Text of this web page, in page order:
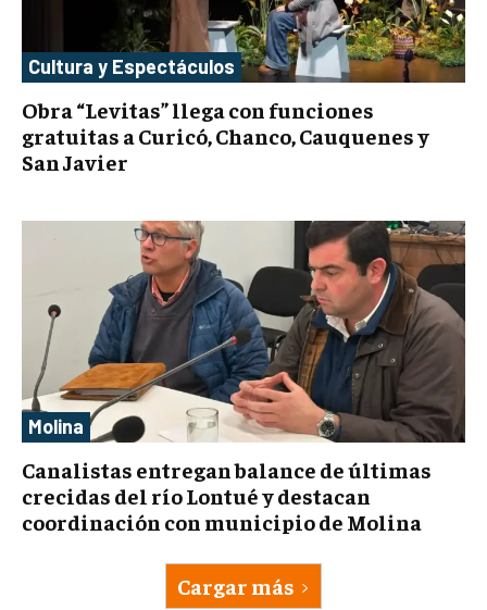
Cultura y Espectáculos
Obra “Levitas” llega con funciones
gratuitas a Curicó, Chanco, Cauquenes y
San Javier
Molina
Canalistas entregan balance de últimas
crecidas del río Lontué y destacan
coordinación con municipio de Molina
Cargar más